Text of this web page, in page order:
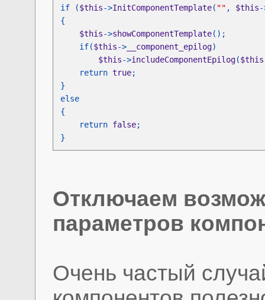
if ($this->InitComponentTemplate( "" , $this-
$this->showComponentTemplate
if($this-> __component_epilog
$this->includeComponentEpilog($this
return true
return false
}
Отключаем
параметров
Очень частый